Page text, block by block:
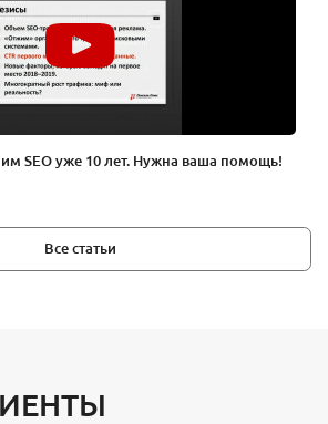
SEO уже 10 лет. Нужна ваша помощь!
Все статьи